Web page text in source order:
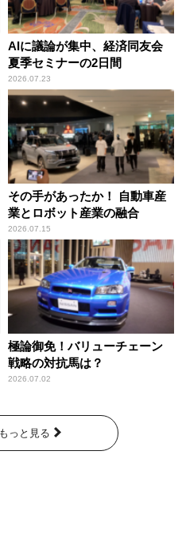
AIに議論が集中、経済同友会
夏季セミナーの2日間
2026.07.23
その手があったか！ 自動車産
業とロボット産業の融合
2026.07.15
極論御免！バリューチェーン
戦略の対抗馬は？
2026.07.02
っと見る